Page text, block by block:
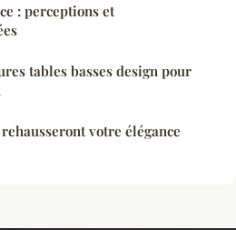
: perceptions et
tables basses design pour
votre élégance